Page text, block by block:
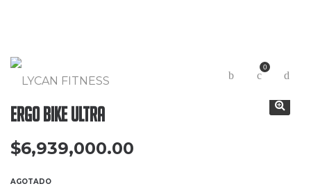
0
Ergo Bike Ultra
$6,939,000.00
AGOTADO